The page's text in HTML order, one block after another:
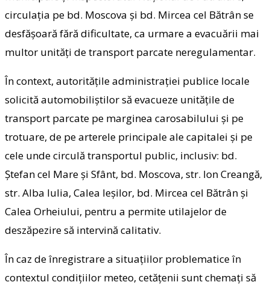
circulația pe bd. Moscova și bd. Mircea cel Bătrân se
desfășoară fără dificultate, ca urmare a evacuării mai
multor unități de transport parcate neregulamentar.
În context, autoritățile administrației publice locale
solicită automobiliștilor să evacueze unitățile de
transport parcate pe marginea carosabilului și pe
trotuare, de pe arterele principale ale capitalei și pe
cele unde circulă transportul public, inclusiv: bd.
Ștefan cel Mare și Sfânt, bd. Moscova, str. Ion Creangă,
str. Alba Iulia, Calea Ieșilor, bd. Mircea cel Bătrân și
Calea Orheiului, pentru a permite utilajelor de
deszăpezire să intervină calitativ.
În caz de înregistrare a situațiilor problematice în
contextul condițiilor meteo, cetățenii sunt chemați să